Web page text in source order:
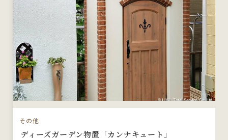
その他
ディーズガーデン物置「カンナキュート」